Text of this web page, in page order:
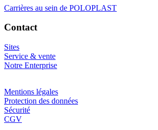
Carrières au sein de POLOPLAST
Contact
Sites
Service & vente
Notre Enterprise
Mentions légales
Protection des données
Sécurité
CGV